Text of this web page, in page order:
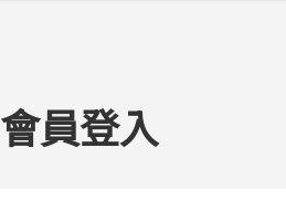
會員登入